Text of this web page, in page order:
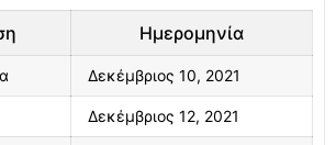
Ημερομηνία
Δεκέμβριος 10, 2021
Δεκέμβριος 12, 2021